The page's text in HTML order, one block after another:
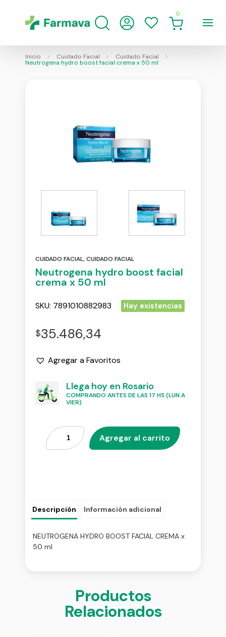
0
Inicio Cuidado Facial Cuidado Facial
Neutrogena hydro boost facial crema x 50 ml
CUIDADO FACIAL,CUIDADO FACIAL
Neutrogena hydro boost facial
crema x 50 ml
SKU: 7891010882983 Hay existencias
$35.486,34
Agregar a Favoritos
Llega hoy en Rosario
COMPRANDO ANTES DE LAS 17 HS (LUN A
VIER)
Agregar al carrito
Descripción Información adicional
NEUTROGENA HYDRO BOOST FACIAL CREMA x
50 ml
Productos
Relacionados